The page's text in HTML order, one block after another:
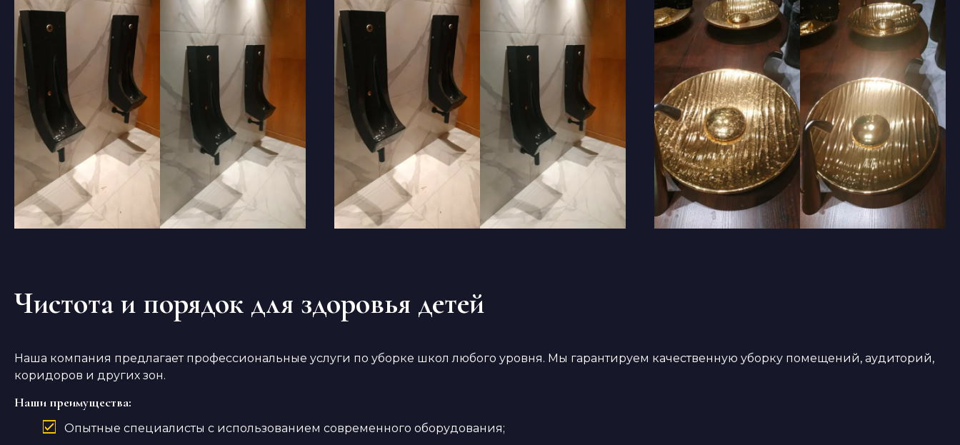
Чистота и порядок для здоровья детей
Наша компания предлагает профессиональные услуги по уборке школ любого уровня. Мы гарантируем качественную уборку помещений, аудиторий,
коридоров и других зон.
Наши преимущества:
Опытные специалисты с использованием современного оборудования;